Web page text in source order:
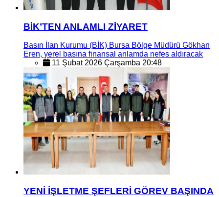
BİK’TEN ANLAMLI ZİYARET
Basın İlan Kurumu (BİK) Bursa Bölge Müdürü Gökhan
Eren, yerel basına finansal anlamda nefes aldıracak
11 Şubat 2026 Çarşamba 20:48
YENİ İŞLETME ŞEFLERİ GÖREV BAŞINDA